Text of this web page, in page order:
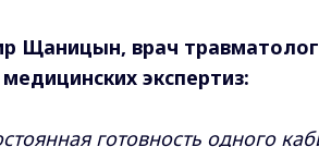
Щаницын, врач
экспертиз:
готовность одного